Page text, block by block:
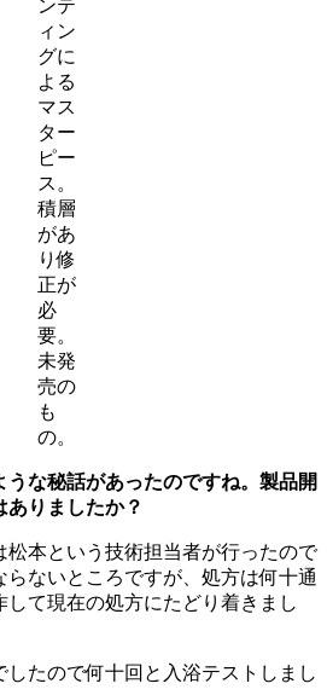
ンテ
ィン
グに
よる
マス
ター
ピー
ス。
積層
があ
り修
正が
必
要。
未発
売の
も
の。
うな秘話があったのですね。製品開
りましたか？
松本という技術担当者が行ったので
ないところですが、処方は何十通
して現在の処方にたどり着きまし
たので何十回と入浴テストしまし